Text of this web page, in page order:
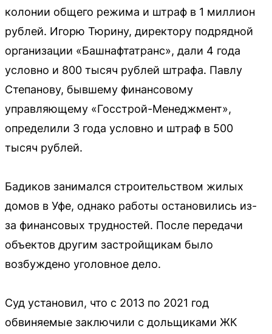
колонии общего режима и штраф в 1 миллион
рублей. Игорю Тюрину, директору подрядной
организации «Башнафтатранс», дали 4 года
условно и 800 тысяч рублей штрафа. Павлу
Степанову, бывшему финансовому
управляющему «Госстрой-Менеджмент»,
определили 3 года условно и штраф в 500
тысяч рублей.
Бадиков занимался строительством жилых
домов в Уфе, однако работы остановились из-
за финансовых трудностей. После передачи
объектов другим застройщикам было
возбуждено уголовное дело.
Суд установил, что с 2013 по 2021 год
обвиняемые заключили с дольщиками ЖК